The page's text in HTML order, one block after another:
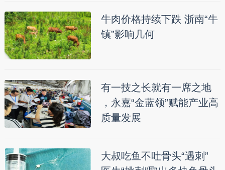
牛肉价格持续下跌 浙南“牛
镇”影响几何
有一技之长就有一席之地
，永嘉“金蓝领”赋能产业高
质量发展
大叔吃鱼不吐骨头“遇刺”